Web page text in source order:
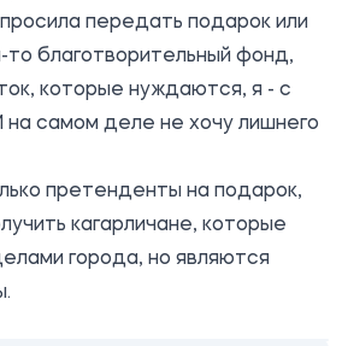
передать подарок или
то благотворительный фонд,
которые нуждаются, я - с
на самом деле не хочу лишнего
претенденты на подарок,
кагарличане, которые
города, но являются